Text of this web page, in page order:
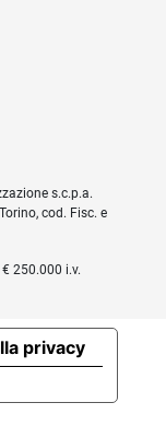
s.c.p.a.
cod. Fisc. e
250.000 i.v.
privacy